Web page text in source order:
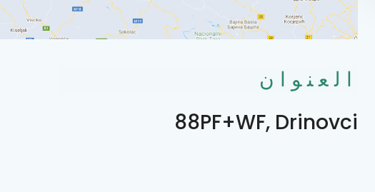
العنوان
88PF+WF, Drinovci